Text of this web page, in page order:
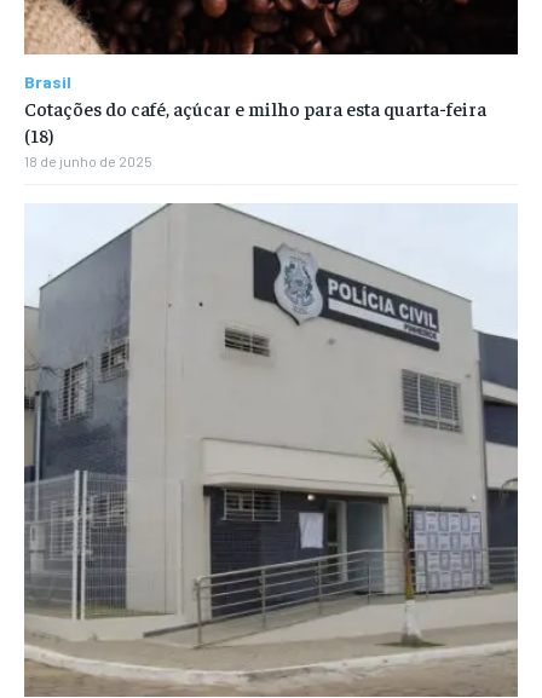
Brasil
Cotações do café, açúcar e milho para esta quarta-feira
(18)
18 de junho de 2025